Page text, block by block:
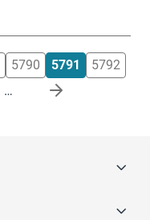
5790 5791
5792
…